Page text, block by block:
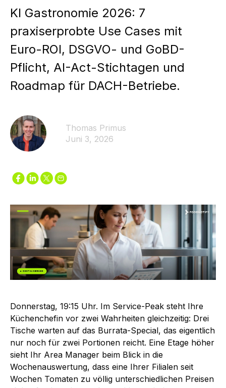
KI Gastronomie 2026: 7
praxiserprobte Use Cases mit
Euro-ROI, DSGVO- und GoBD-
Pflicht, AI-Act-Stichtagen und
Roadmap für DACH-Betriebe.
Thomas Primus
Juni 3, 2026
Donnerstag, 19:15 Uhr. Im Service-Peak steht Ihre
Küchenchefin vor zwei Wahrheiten gleichzeitig: Drei
Tische warten auf das Burrata-Special, das eigentlich
nur noch für zwei Portionen reicht. Eine Etage höher
sieht Ihr Area Manager beim Blick in die
Wochenauswertung, dass eine Ihrer Filialen seit
Wochen Tomaten zu völlig unterschiedlichen Preisen